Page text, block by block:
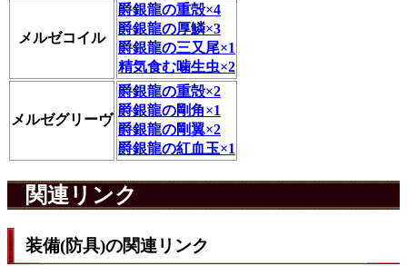
メルゼコイル
爵銀龍の重殻×4
爵銀龍の厚鱗×3
爵銀龍の三又尾×1
精気食む噛生虫×2
メルゼグリーヴ
爵銀龍の重殻×2
爵銀龍の剛角×1
爵銀龍の剛翼×2
爵銀龍の紅血玉×1
関連リンク
装備(防具)の関連リンク